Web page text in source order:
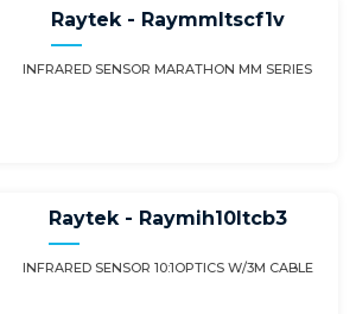
Raytek - Raymmltscf1v
INFRARED SENSOR MARATHON MM SERIES
Raytek - Raymih10ltcb3
INFRARED SENSOR 10:1OPTICS W/3M CABLE